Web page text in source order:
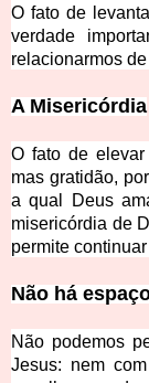
O fato de
verdade
relacionarmos
A Misericórdia
O fato de
mas gratidão,
a qual Deus
misericórdia de
permite
Não há
Não podemos
Jesus: nem